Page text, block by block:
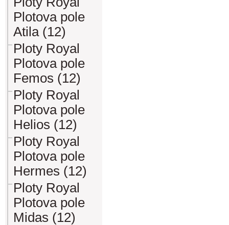
Plotova pole
Atila (12)
Ploty Royal
Plotova pole
Femos (12)
Ploty Royal
Plotova pole
Helios (12)
Ploty Royal
Plotova pole
Hermes (12)
Ploty Royal
Plotova pole
Midas (12)